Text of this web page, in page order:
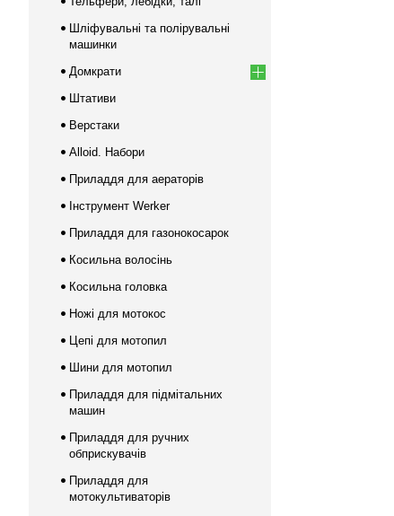
Шліфувальні та полірувальні
машинки
Домкрати
Штативи
Верстаки
Alloid. Набори
Приладдя для аераторів
Інструмент Werker
Приладдя для газонокосарок
Косильна волосінь
Косильна головка
Ножі для мотокос
Цепі для мотопил
Шини для мотопил
Приладдя для підмітальних
машин
Приладдя для ручних
обприскувачів
Приладдя для
мотокультиваторів